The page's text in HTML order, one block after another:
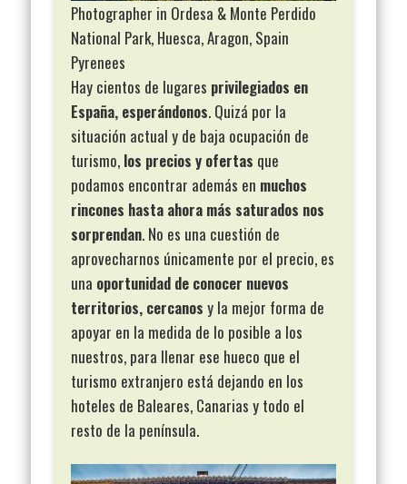
Photographer in Ordesa & Monte Perdido
National Park, Huesca, Aragon, Spain
Pyrenees
Hay cientos de lugares privilegiados en
España, esperándonos. Quizá por la
situación actual y de baja ocupación de
turismo, los precios y ofertas que
podamos encontrar además en muchos
rincones hasta ahora más saturados nos
sorprendan. No es una cuestión de
aprovecharnos únicamente por el precio, es
una oportunidad de conocer nuevos
territorios, cercanos y la mejor forma de
apoyar en la medida de lo posible a los
nuestros, para llenar ese hueco que el
turismo extranjero está dejando en los
hoteles de Baleares, Canarias y todo el
resto de la península.